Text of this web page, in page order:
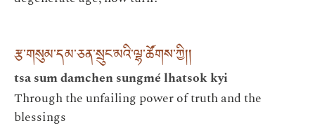
རྩ་གསུམ་དམ་ཅན་སྲུང་མའི་ལྷ་ཚོགས་ཀྱི།།
tsa sum damchen sungmé lhatsok kyi
Through the unfailing power of truth and the
blessings